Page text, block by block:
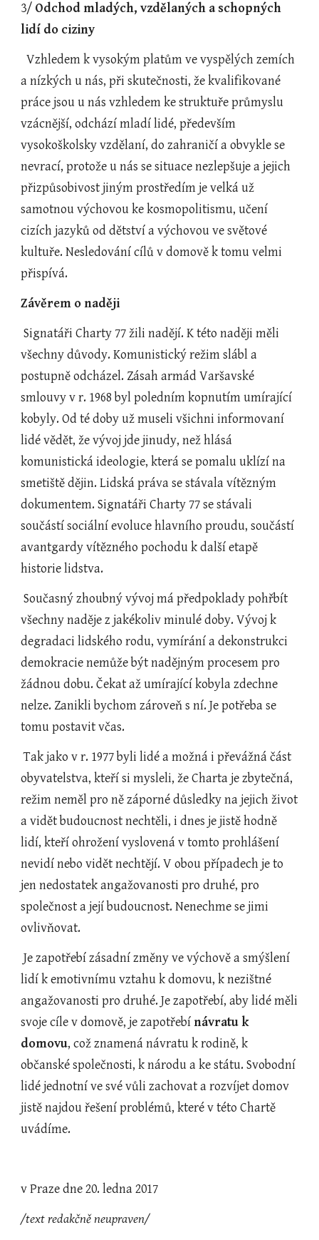
3/ Odchod mladých, vzdělaných a schopných
lidí do ciziny
  Vzhledem k vysokým platům ve vyspělých zemích
a nízkých u nás, při skutečnosti, že kvalifikované
práce jsou u nás vzhledem ke struktuře průmyslu
vzácnější, odchází mladí lidé, především
vysokoškolsky vzdělaní, do zahraničí a obvykle se
nevrací, protože u nás se situace nezlepšuje a jejich
přizpůsobivost jiným prostředím je velká už
samotnou výchovou ke kosmopolitismu, učení
cizích jazyků od dětství a výchovou ve světové
kultuře. Nesledování cílů v domově k tomu velmi
přispívá.
Závěrem o naději
Signatáři Charty 77 žili nadějí. K této naději měli
všechny důvody. Komunistický režim slábl a
postupně odcházel. Zásah armád Varšavské
smlouvy v r. 1968 byl poledním kopnutím umírající
kobyly. Od té doby už museli všichni informovaní
lidé vědět, že vývoj jde jinudy, než hlásá
komunistická ideologie, která se pomalu uklízí na
smetiště dějin. Lidská práva se stávala vítězným
dokumentem. Signatáři Charty 77 se stávali
součástí sociální evoluce hlavního proudu, součástí
avantgardy vítězného pochodu k další etapě
historie lidstva.
Současný zhoubný vývoj má předpoklady pohřbít
všechny naděje z jakékoliv minulé doby. Vývoj k
degradaci lidského rodu, vymírání a dekonstrukci
demokracie nemůže být nadějným procesem pro
žádnou dobu. Čekat až umírající kobyla zdechne
nelze. Zanikli bychom zároveň s ní. Je potřeba se
tomu postavit včas.
Tak jako v r. 1977 byli lidé a možná i převážná část
obyvatelstva, kteří si mysleli, že Charta je zbytečná,
režim neměl pro ně záporné důsledky na jejich život
a vidět budoucnost nechtěli, i dnes je jistě hodně
lidí, kteří ohrožení vyslovená v tomto prohlášení
nevidí nebo vidět nechtějí. V obou případech je to
jen nedostatek angažovanosti pro druhé, pro
společnost a její budoucnost. Nenechme se jimi
ovlivňovat.
Je zapotřebí zásadní změny ve výchově a smýšlení
lidí k emotivnímu vztahu k domovu, k nezištné
angažovanosti pro druhé. Je zapotřebí, aby lidé měli
svoje cíle v domově, je zapotřebí návratu k
domovu, což znamená návratu k rodině, k
občanské společnosti, k národu a ke státu. Svobodní
lidé jednotní ve své vůli zachovat a rozvíjet domov
jistě najdou řešení problémů, které v této Chartě
uvádíme.
v Praze dne 20. ledna 2017
/text redakčně neupraven/